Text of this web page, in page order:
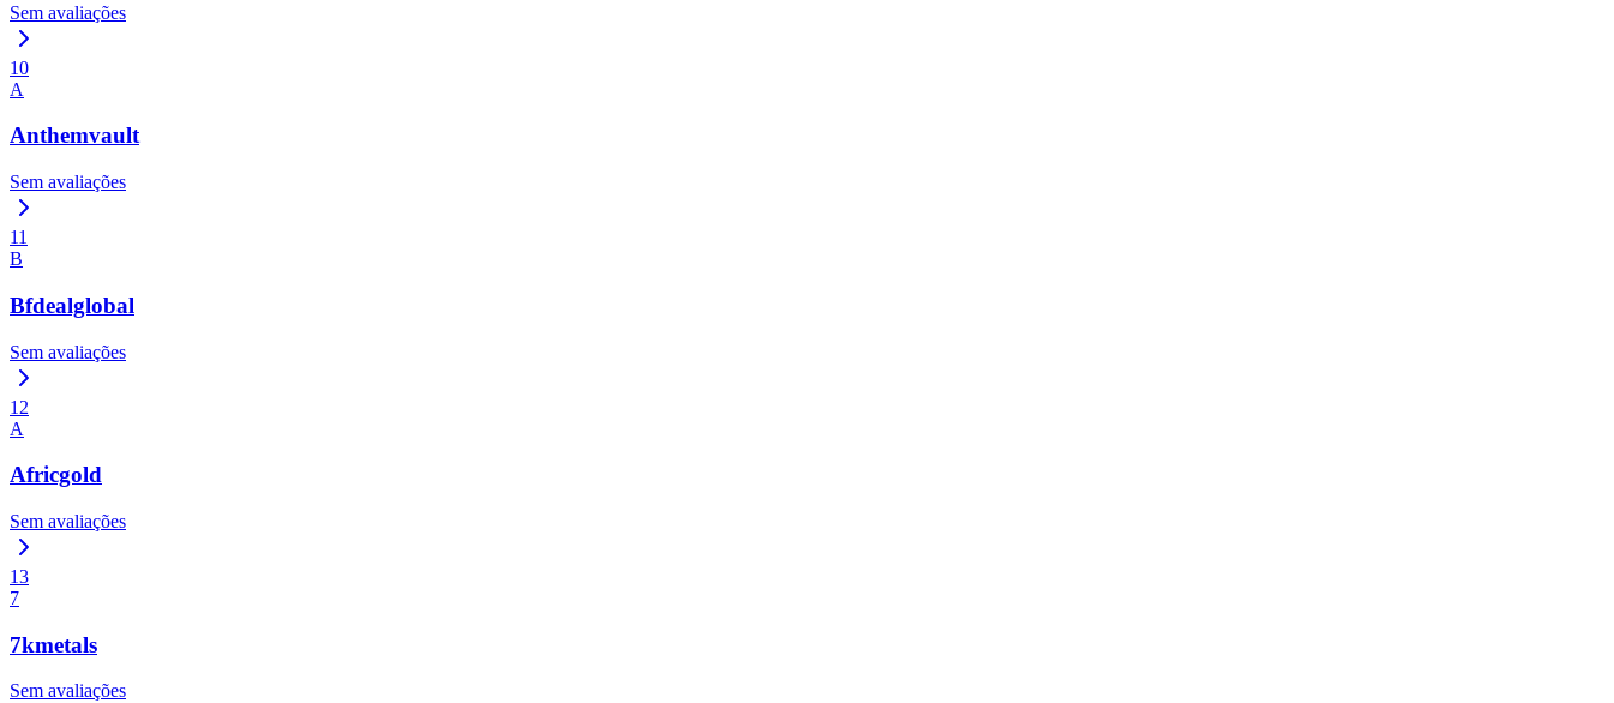
Sem avaliações
10
A
Anthemvault
Sem avaliações
11
B
Bfdealglobal
Sem avaliações
12
A
Africgold
Sem avaliações
13
7
7kmetals
Sem avaliações